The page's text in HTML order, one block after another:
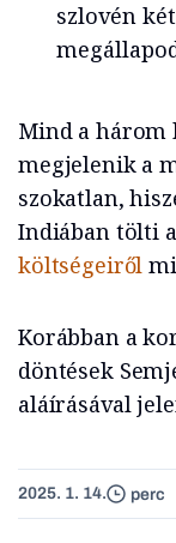
szlovén
Mind a három
megjelenik a
szokatlan,
Indiában tölti
költségeiről
Korábban a
döntések
aláírásával
2025. 1. 14. perc